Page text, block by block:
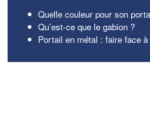
Quelle couleur pour son
Qu’est-ce que le gabion ?
Portail en métal : faire face